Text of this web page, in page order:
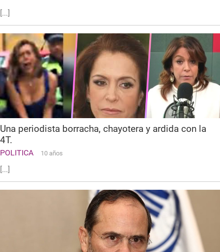
[...]
Una periodista borracha, chayotera y ardida con la
4T.
POLITICA 10 años
[...]